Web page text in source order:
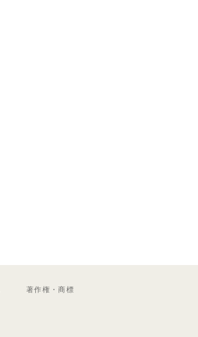
著作権・商標